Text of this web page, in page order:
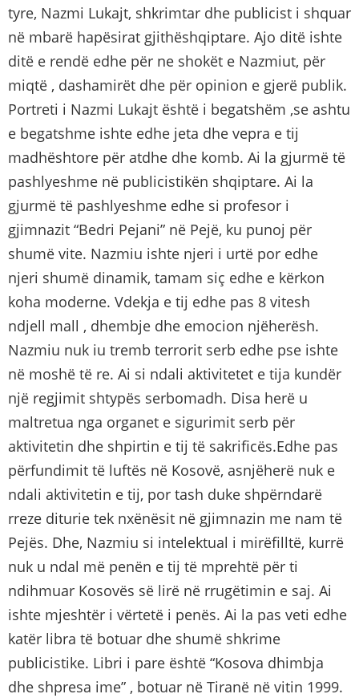
tyre, Nazmi Lukajt, shkrimtar dhe publicist i shquar
në mbarë hapësirat gjithëshqiptare. Ajo ditë ishte
ditë e rendë edhe për ne shokët e Nazmiut, për
miqtë , dashamirët dhe për opinion e gjerë publik.
Portreti i Nazmi Lukajt është i begatshëm ,se ashtu
e begatshme ishte edhe jeta dhe vepra e tij
madhështore për atdhe dhe komb. Ai la gjurmë të
pashlyeshme në publicistikën shqiptare. Ai la
gjurmë të pashlyeshme edhe si profesor i
gjimnazit “Bedri Pejani” në Pejë, ku punoj për
shumë vite. Nazmiu ishte njeri i urtë por edhe
njeri shumë dinamik, tamam siç edhe e kërkon
koha moderne. Vdekja e tij edhe pas 8 vitesh
ndjell mall , dhembje dhe emocion njëherësh.
Nazmiu nuk iu tremb terrorit serb edhe pse ishte
në moshë të re. Ai si ndali aktivitetet e tija kundër
një regjimit shtypës serbomadh. Disa herë u
maltretua nga organet e sigurimit serb për
aktivitetin dhe shpirtin e tij të sakrificës.Edhe pas
përfundimit të luftës në Kosovë, asnjëherë nuk e
ndali aktivitetin e tij, por tash duke shpërndarë
rreze diturie tek nxënësit në gjimnazin me nam të
Pejës. Dhe, Nazmiu si intelektual i mirëfilltë, kurrë
nuk u ndal më penën e tij të mprehtë për ti
ndihmuar Kosovës së lirë në rrugëtimin e saj. Ai
ishte mjeshtër i vërtetë i penës. Ai la pas veti edhe
katër libra të botuar dhe shumë shkrime
publicistike. Libri i pare është “Kosova dhimbja
dhe shpresa ime” , botuar në Tiranë në vitin 1999.